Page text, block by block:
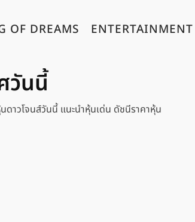
OF DREAMS ENTERTAINMENT
วันนี้
าวโจนส์วันนี้ แนะนำหุ้นเด่น ดัชนีราคาหุ้น